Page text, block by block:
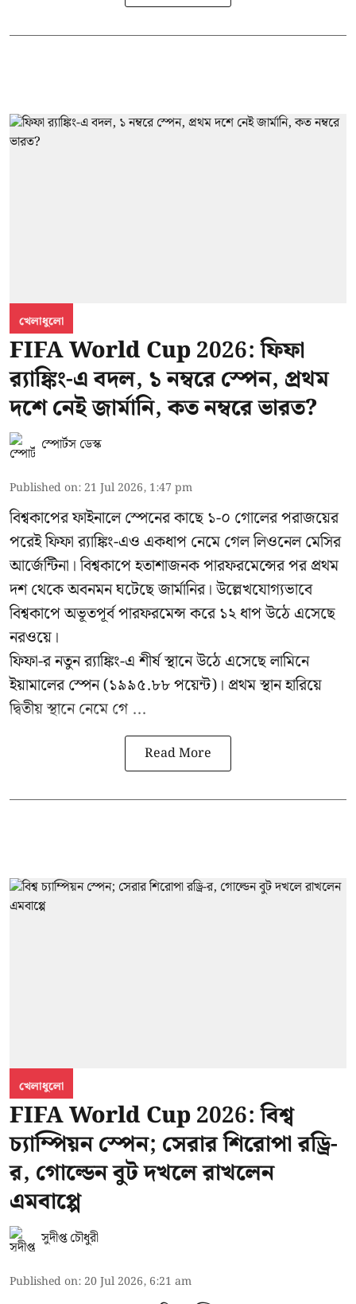
খেলাধুলো
FIFA World Cup 2026: ফিফা
র‍্যাঙ্কিং-এ বদল, ১ নম্বরে স্পেন, প্রথম
দশে নেই জার্মানি, কত নম্বরে ভারত?
স্পোর্টস ডেস্ক
Published on: 21 Jul 2026, 1:47 pm
বিশ্বকাপের ফাইনালে স্পেনের কাছে ১-০ গোলের পরাজয়ের
পরেই ফিফা র‍্যাঙ্কিং-এও একধাপ নেমে গেল লিওনেল মেসির
আর্জেন্টিনা। বিশ্বকাপে হতাশাজনক পারফরমেন্সের পর প্রথম
দশ থেকে অবনমন ঘটেছে জার্মানির। উল্লেখযোগ্যভাবে
বিশ্বকাপে অভূতপূর্ব পারফরমেন্স করে ১২ ধাপ উঠে এসেছে
নরওয়ে।
ফিফা-র নতুন র‍্যাঙ্কিং-এ শীর্ষ স্থানে উঠে এসেছে লামিনে
ইয়ামালের স্পেন (১৯৯৫.৮৮ পয়েন্ট)। প্রথম স্থান হারিয়ে
দ্বিতীয় স্থানে নেমে গে ...
Read More
খেলাধুলো
FIFA World Cup 2026: বিশ্ব
চ্যাম্পিয়ন স্পেন; সেরার শিরোপা রড্রি-
র, গোল্ডেন বুট দখলে রাখলেন
এমবাপ্পে
সুদীপ্ত চৌধুরী
Published on: 20 Jul 2026, 6:21 am